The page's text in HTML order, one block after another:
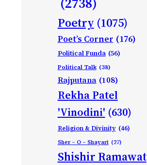
Poetry (1075)
Poet’s Corner (176)
Political Funda (56)
Political Talk (38)
Rajputana (108)
Rekha Patel
'Vinodini' (630)
Religion & Divinity (46)
Sher – O – Shayari (27)
Shishir Ramawat